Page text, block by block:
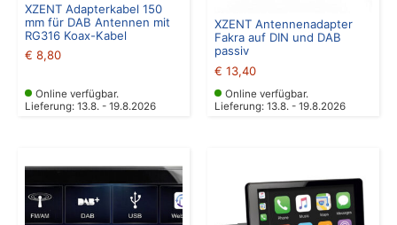
XZENT Adapterkabel 150
mm für DAB Antennen mit
RG316 Koax-Kabel
€ 8,80
Online verfügbar.
Lieferung: 13.8. - 19.8.2026
XZENT Antennenadapter
Fakra auf DIN und DAB
passiv
€ 13,40
Online verfügbar.
Lieferung: 13.8. - 19.8.2026